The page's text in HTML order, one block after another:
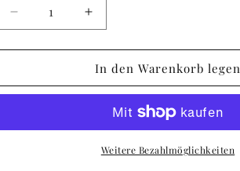
Verringere
die
Menge
Color
75
Erhöhe
die
Menge
für
Color
75
In den Warenkorb legen
Weitere Bezahlmöglichkeiten